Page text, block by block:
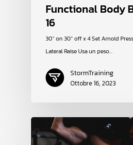
Functional Body
16
30” on 30” off x 4 Set Arnold
Lateral Raise Usa un peso…
StormTraining
Ottobre 16, 2023